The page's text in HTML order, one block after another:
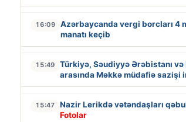
16:09
Azərbaycanda vergi borcları 4
manatı keçib
15:49
Türkiyə, Səudiyyə Ərəbistanı və
arasında Məkkə müdafiə sazişi
15:47 Nazir Lerikdə vətəndaşları
Fotolar